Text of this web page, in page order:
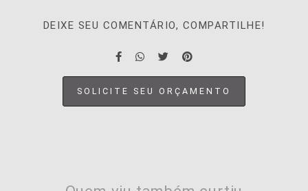
DEIXE SEU COMENTÁRIO, COMPARTILHE!
SOLICITE SEU ORÇAMENTO